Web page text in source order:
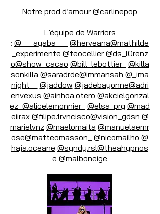
Notre prod d’amour @carlinepop
L’équipe de Warriors
: @___ayaba___ @herveana@mathilde
_experimente @teocellier @ds_l0renz
o@show_cacao @bill_lebottier_ @killa
sonkilla @saradrde@immansah @_ima
night__
@jaddow @jadebayonne@adri
envexus @ainhoa.otero @akcielgonzal
ez_ @alicelemonnier_ @elsa_prg @mad
eiirax @filipe.frvncisco@vision_gdsn @
marielvnz @maelomaita @manuelaemr
ose@matteomasson_ @nicomailho @
haja.oceane @syndy.rsl@theahypnos
e @malboneige